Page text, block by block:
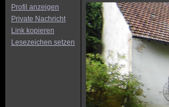
Profil anzeigen
Private Nachricht
Link kopieren
Lesezeichen setzen